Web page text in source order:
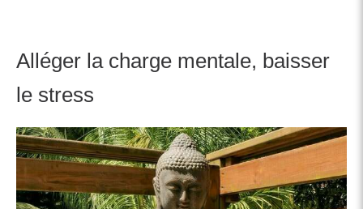
Alléger la charge mentale, baisser
le stress